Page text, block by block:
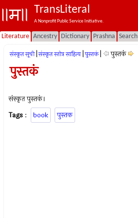
TransLiteral
A Nonprofit Public Service Initiative.
Literature Ancestry Dictionary Prashna Search
संस्कृत सूची संस्कृत स्तोत्र साहित्य पुस्तकं पुस्तकं
पुस्तकं
संस्कृत पुस्तकं।
Tags : book पुस्तक